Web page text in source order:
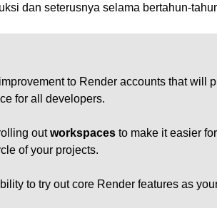
dan seterusnya selama bertahun-
to Render accounts that will
for all developers.
outworkspaces to make it easier
of your projects.
to try out core Render features as